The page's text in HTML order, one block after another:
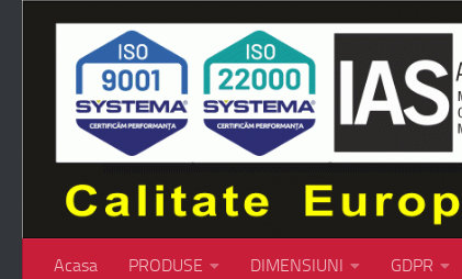
Skip to content
Acasa PRODUSE DIMENSIUNI GDPR